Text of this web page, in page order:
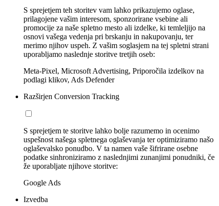
S sprejetjem teh storitev vam lahko prikazujemo oglase,
prilagojene vašim interesom, sponzorirane vsebine ali
promocije za naše spletno mesto ali izdelke, ki temleljijo na
osnovi vašega vedenja pri brskanju in nakupovanju, ter
merimo njihov uspeh. Z vašim soglasjem na tej spletni strani
uporabljamo naslednje storitve tretjih oseb:
Meta-Pixel, Microsoft Advertising, Priporočila izdelkov na
podlagi klikov, Ads Defender
Razširjen Conversion Tracking
S sprejetjem te storitve lahko bolje razumemo in ocenimo
uspešnost našega spletnega oglaševanja ter optimiziramo našo
oglaševalsko ponudbo. V ta namen vaše šifrirane osebne
podatke sinhroniziramo z naslednjimi zunanjimi ponudniki, če
že uporabljate njihove storitve:
Google Ads
Izvedba